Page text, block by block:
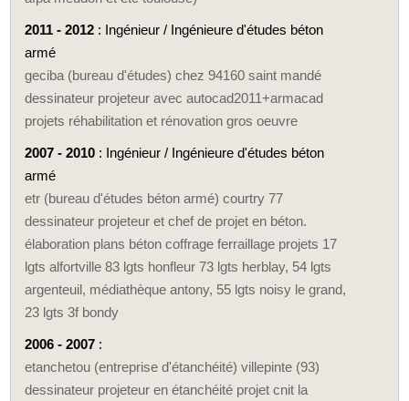
2011 - 2012 : Ingénieur / Ingénieure d'études béton
armé
geciba (bureau d'études) chez 94160 saint mandé
dessinateur projeteur avec autocad2011+armacad
projets réhabilitation et rénovation gros oeuvre
2007 - 2010 : Ingénieur / Ingénieure d'études béton
armé
etr (bureau d'études béton armé) courtry 77
dessinateur projeteur et chef de projet en béton.
élaboration plans béton coffrage ferraillage projets 17
lgts alfortville 83 lgts honfleur 73 lgts herblay, 54 lgts
argenteuil, médiathèque antony, 55 lgts noisy le grand,
23 lgts 3f bondy
2006 - 2007 :
etanchetou (entreprise d'étanchéité) villepinte (93)
dessinateur projeteur en étanchéité projet cnit la